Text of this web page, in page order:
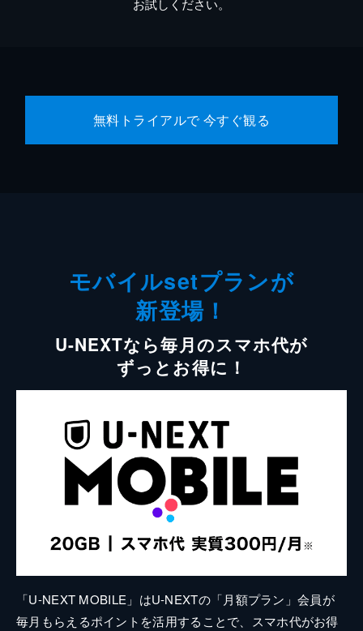
無料トライアルで 今すぐ観る
モバイルsetプランが
新登場！
U-NEXTなら毎月のスマホ代が
ずっとお得に！
「U-NEXT MOBILE」はU-NEXTの「月額プラン」会員が
毎月もらえるポイントを活用することで、スマホ代がお得